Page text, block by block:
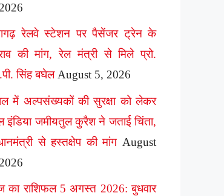
रेलवे स्टेशन पर पैसेंजर ट्रेन के
की मांग, रेल मंत्री से मिले प्रो.
सिंह बघेल August 5, 2026
में अल्पसंख्यकों की सुरक्षा को लेकर
जमीयतुल कुरैश ने जताई चिंता,
से हस्तक्षेप की मांग August
राशिफल 5 अगस्त 2026: बुधवार